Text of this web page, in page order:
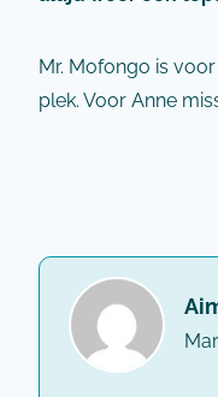
Mr. Mofongo is
plek. Voor Anne